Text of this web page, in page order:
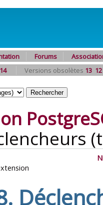
Forums
14 Versions obsolètes 13 12